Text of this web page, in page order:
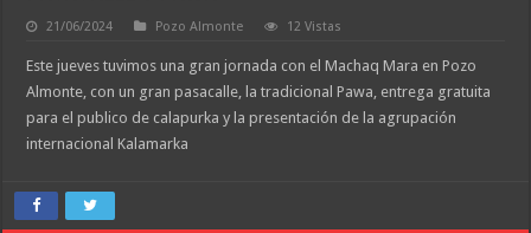
21/06/2024 Pozo Almonte 12 Vistas
Este jueves tuvimos una gran jornada con el Machaq Mara en Pozo
Almonte, con un gran pasacalle, la tradicional Pawa, entrega gratuita
para el publico de calapurka y la presentación de la agrupación
internacional Kalamarka